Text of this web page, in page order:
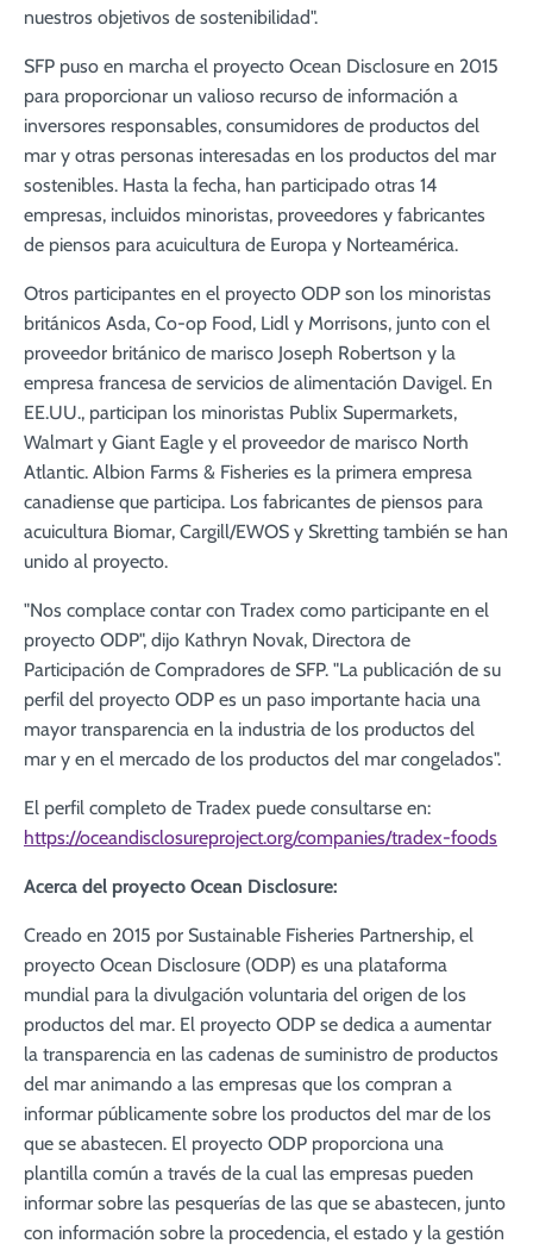
nuestros objetivos de sostenibilidad".
SFP puso en marcha el proyecto Ocean Disclosure en 2015
para proporcionar un valioso recurso de información a
inversores responsables, consumidores de productos del
mar y otras personas interesadas en los productos del mar
sostenibles. Hasta la fecha, han participado otras 14
empresas, incluidos minoristas, proveedores y fabricantes
de piensos para acuicultura de Europa y Norteamérica.
Otros participantes en el proyecto ODP son los minoristas
británicos Asda, Co-op Food, Lidl y Morrisons, junto con el
proveedor británico de marisco Joseph Robertson y la
empresa francesa de servicios de alimentación Davigel. En
EE.UU., participan los minoristas Publix Supermarkets,
Walmart y Giant Eagle y el proveedor de marisco North
Atlantic. Albion Farms & Fisheries es la primera empresa
canadiense que participa. Los fabricantes de piensos para
acuicultura Biomar, Cargill/EWOS y Skretting también se han
unido al proyecto.
"Nos complace contar con Tradex como participante en el
proyecto ODP", dijo Kathryn Novak, Directora de
Participación de Compradores de SFP. "La publicación de su
perfil del proyecto ODP es un paso importante hacia una
mayor transparencia en la industria de los productos del
mar y en el mercado de los productos del mar congelados".
El perfil completo de Tradex puede consultarse en:
https://oceandisclosureproject.org/companies/tradex-foods
Acerca del proyecto Ocean Disclosure:
Creado en 2015 por Sustainable Fisheries Partnership, el
proyecto Ocean Disclosure (ODP) es una plataforma
mundial para la divulgación voluntaria del origen de los
productos del mar. El proyecto ODP se dedica a aumentar
la transparencia en las cadenas de suministro de productos
del mar animando a las empresas que los compran a
informar públicamente sobre los productos del mar de los
que se abastecen. El proyecto ODP proporciona una
plantilla común a través de la cual las empresas pueden
informar sobre las pesquerías de las que se abastecen, junto
con información sobre la procedencia, el estado y la gestión